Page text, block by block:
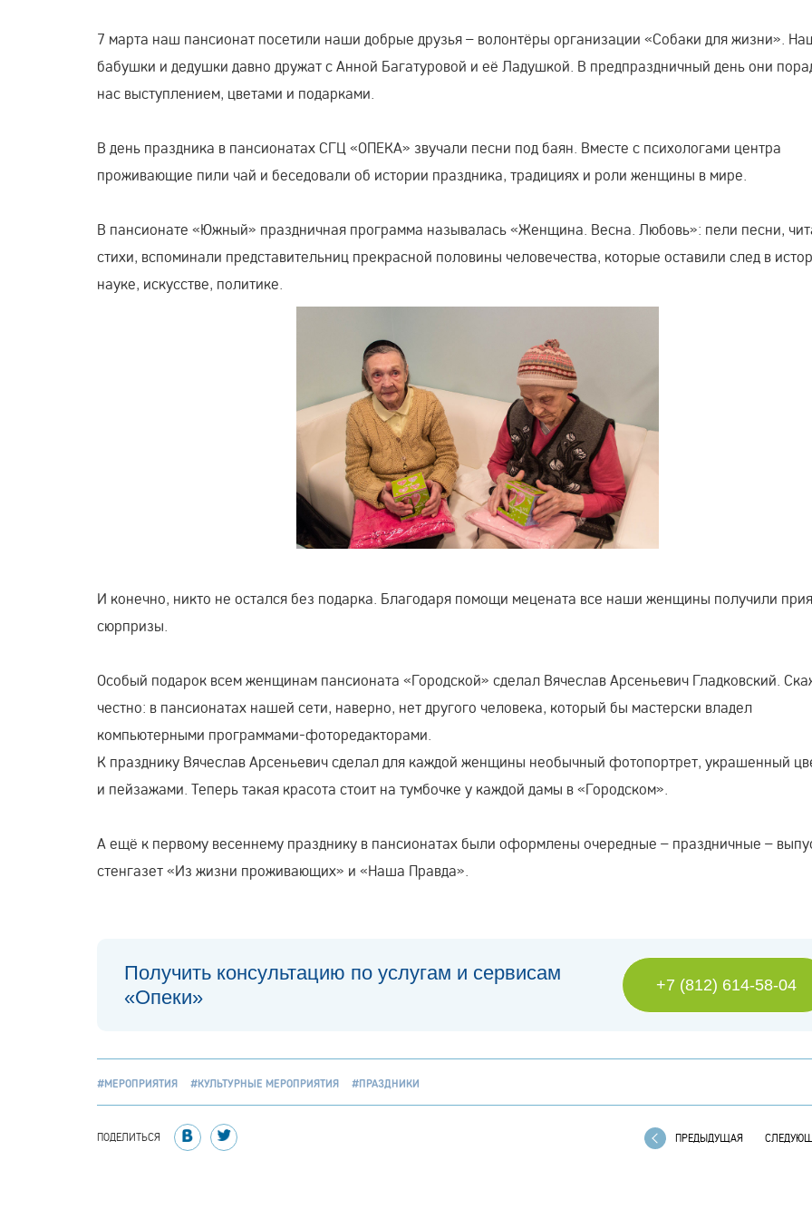
7 марта наш пансионат посетили наши добрые друзья – волонтёры организации «Собаки для жизни».
бабушки и дедушки давно дружат с Анной Багатуровой и её Ладушкой. В предпраздничный день они
нас выступлением, цветами и подарками.
В день праздника в пансионатах СГЦ «ОПЕКА» звучали песни под баян. Вместе с психологами центра
проживающие пили чай и беседовали об истории праздника, традициях и роли женщины в мире.
В пансионате «Южный» праздничная программа называлась «Женщина. Весна. Любовь»: пели песни,
стихи, вспоминали представительниц прекрасной половины человечества, которые оставили след в
науке, искусстве, политике.
И конечно, никто не остался без подарка. Благодаря помощи мецената все наши женщины получили
сюрпризы.
Особый подарок всем женщинам пансионата «Городской» сделал Вячеслав Арсеньевич Гладковский.
честно: в пансионатах нашей сети, наверно, нет другого человека, который бы мастерски владел
компьютерными программами-фоторедакторами.
К празднику Вячеслав Арсеньевич сделал для каждой женщины необычный фотопортрет, украшенный
и пейзажами. Теперь такая красота стоит на тумбочке у каждой дамы в «Городском».
А ещё к первому весеннему празднику в пансионатах были оформлены очередные – праздничные –
стенгазет «Из жизни проживающих» и «Наша Правда».
Получить консультацию по услугам и сервисам
«Опеки»
+7 (812) 614-58-04
#МЕРОПРИЯТИЯ #КУЛЬТУРНЫЕ МЕРОПРИЯТИЯ #ПРАЗДНИКИ
ПОДЕЛИТЬСЯ ПРЕДЫДУЩАЯ